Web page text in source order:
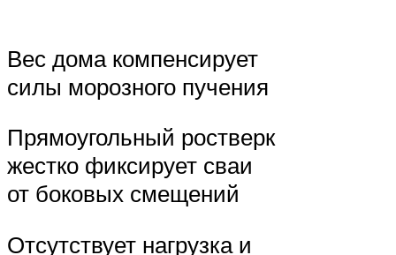
Вес дома компенсирует
силы морозного пучения
Прямоугольный ростверк
жестко фиксирует сваи
от боковых смещений
Отсутствует нагрузка и